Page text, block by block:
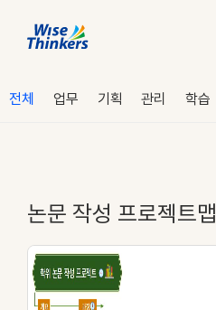
전체 업무 기획 관리 학습
논문 작성 프로젝트맵